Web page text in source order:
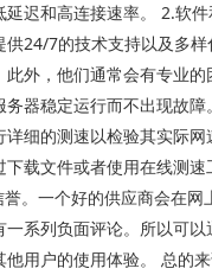
延迟和高连接速率。 2.软
供24/7的技术支持以及多
此外，他们通常会有专业
务器稳定运行而不出现故
详细的测速以检验其实际
载文件或者使用在线测速
。一个好的供应商会在网
一系列负面评论。所以可
他用户的使用体验。 总的